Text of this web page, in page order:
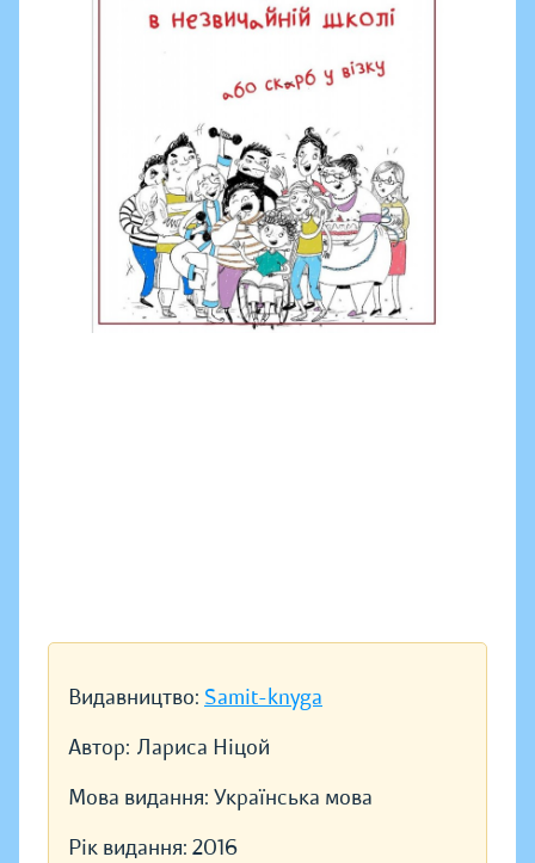
Видавництво: Samit-knyga
Автор: Лариса Ніцой
Мова видання: Українська мова
Рік видання: 2016